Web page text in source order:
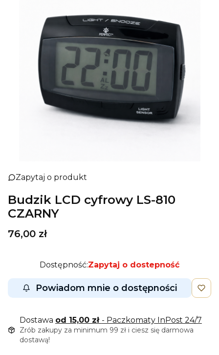
Zapytaj o produkt
Budzik LCD cyfrowy LS-810
CZARNY
Cena
76,00 zł
Dostępność:Zapytaj o dostepność
Powiadom mnie o dostępności
Dostawa od 15,00 zł - Paczkomaty InPost 24/7
Zrób zakupy za minimum 99 zł i ciesz się darmowa
dostawą!